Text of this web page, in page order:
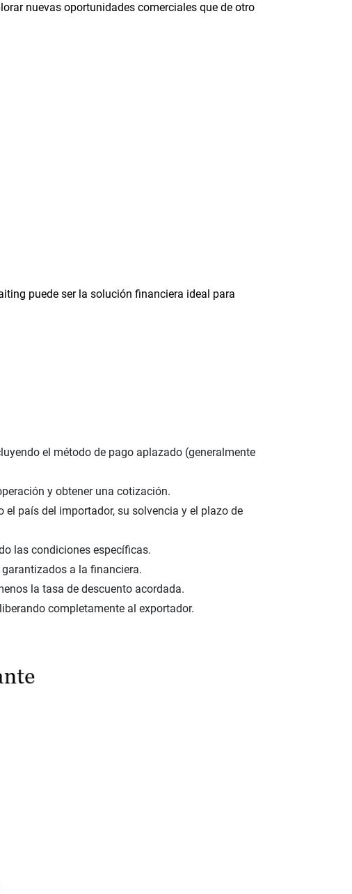
nuevas oportunidades comerciales que de otro
puede ser la solución financiera ideal para
el método de pago aplazado (generalmente
y obtener una cotización.
país del importador, su solvencia y el plazo de
las condiciones específicas.
a la financiera.
la tasa de descuento acordada.
completamente al exportador.